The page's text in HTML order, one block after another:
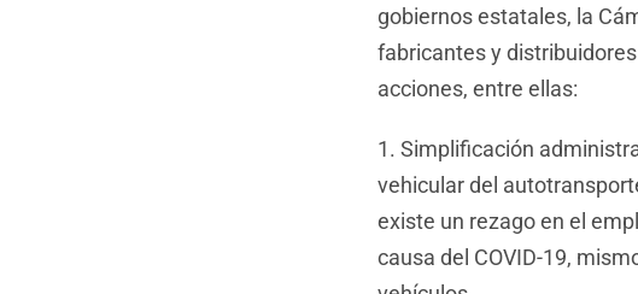
gobiernos estatales, la
fabricantes y
acciones, entre ellas:
1. Simplificación
vehicular del
existe un rezago en el
causa del COVID-19,